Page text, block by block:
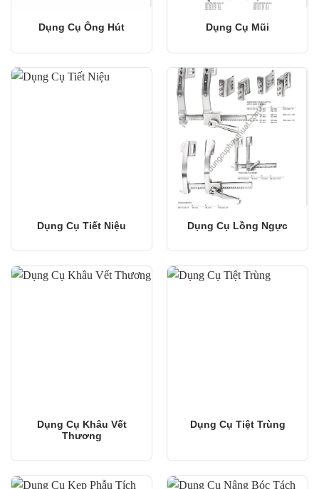
Dụng Cụ Ống Hút Dụng Cụ Mũi
Dụng Cụ Tiết Niệu Dụng Cụ Lồng Ngực
Dụng Cụ Khâu Vết
Thương
Dụng Cụ Tiệt Trùng